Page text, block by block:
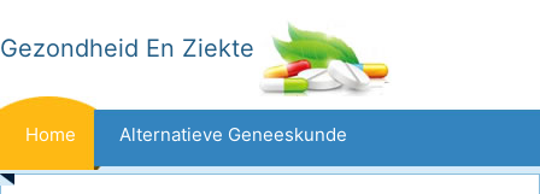
Gezondheid En Ziekte
Home Alternatieve Geneeskunde